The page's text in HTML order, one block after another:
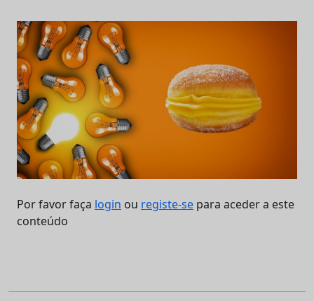
Por favor faça login ou registe-se para aceder a este
conteúdo